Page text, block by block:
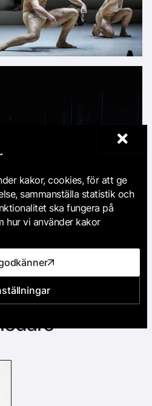
kakor, cookies, för att ge
sammanställa statistik och
ska fungera på
hur vi använder kakor